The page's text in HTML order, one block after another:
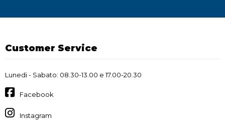
Customer Service
Lunedi - Sabato: 08.30-13.00 e 17.00-20.30
Facebook
Instagram